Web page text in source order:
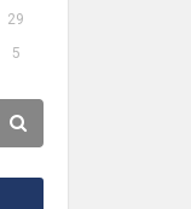
29
5